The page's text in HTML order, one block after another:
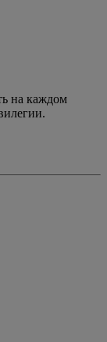
на каждом